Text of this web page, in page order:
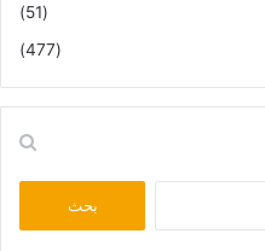
(51)
(477)